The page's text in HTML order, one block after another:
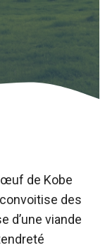
de Kobe
des
d’une viande